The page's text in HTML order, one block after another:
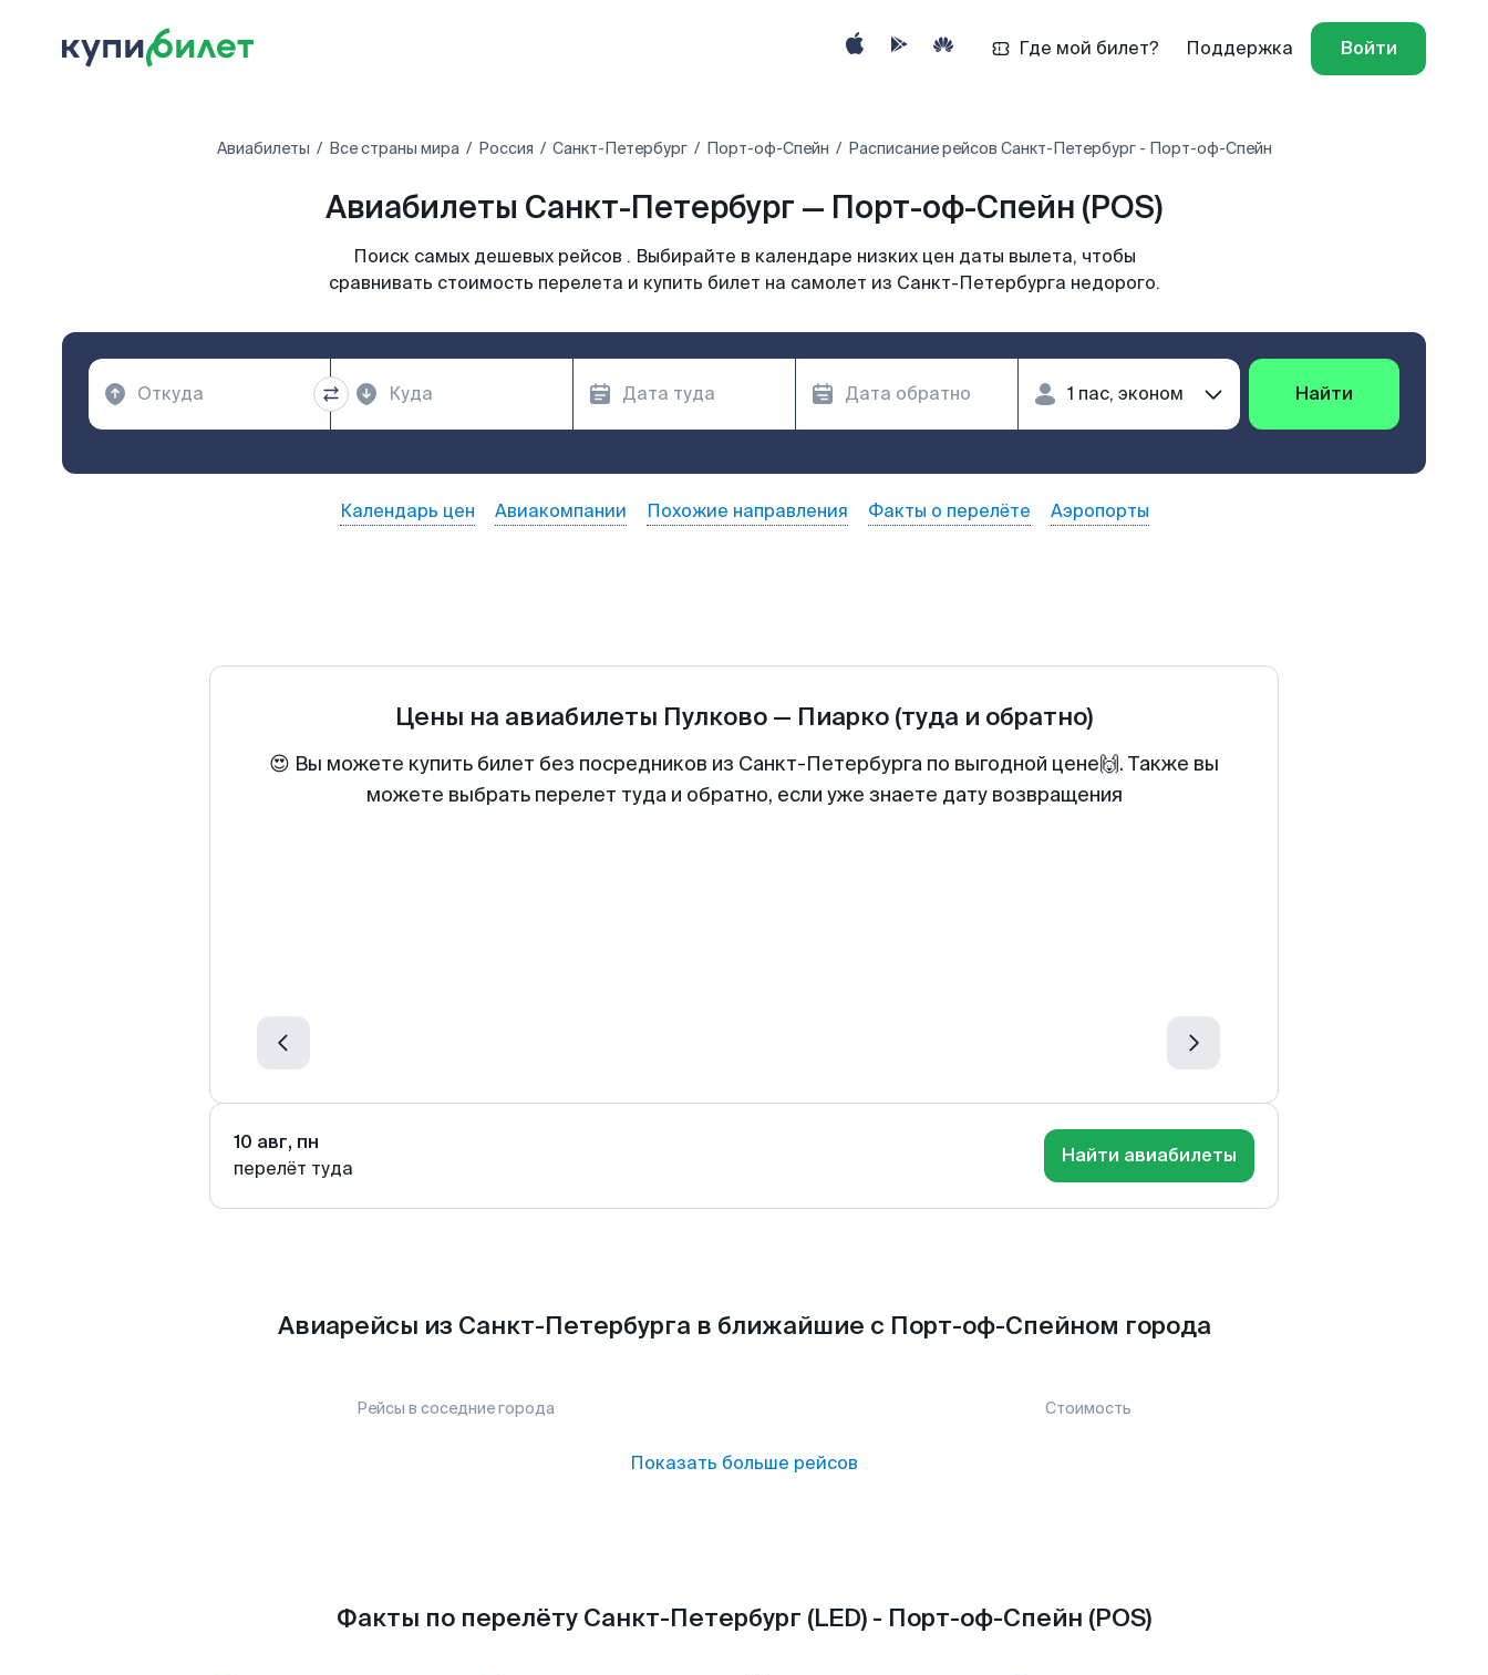
Где мой билет? Поддержка Войти
Авиабилеты Все страны мира Россия Санкт-Петербург Порт-оф-Спейн Расписание рейсов Санкт-Петербург - Порт-оф-Спейн
Авиабилеты Санкт-Петербург — Порт-оф-Спейн (POS)
Поиск самых дешевых рейсов . Выбирайте в календаре низких цен даты вылета, чтобы
сравнивать стоимость перелета и купить билет на самолет из Санкт-Петербурга недорого.
Найти
Календарь цен Авиакомпании Похожие направления Факты о перелёте Аэропорты
Цены на авиабилеты Пулково — Пиарко (туда и обратно)
😍 Вы можете купить билет без посредников из Санкт-Петербурга по выгодной цене🙌. Также вы
можете выбрать перелет туда и обратно, если уже знаете дату возвращения
10 авг, пн
перелёт туда
Найти авиабилеты
Авиарейсы из Санкт-Петербурга в ближайшие с Порт-оф-Спейном города
Рейсы в соседние города Стоимость
Показать больше рейсов
Факты по перелёту Санкт-Петербург (LED) - Порт-оф-Спейн (POS)